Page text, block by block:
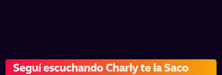
Seguí escuchando Charly te la Saco